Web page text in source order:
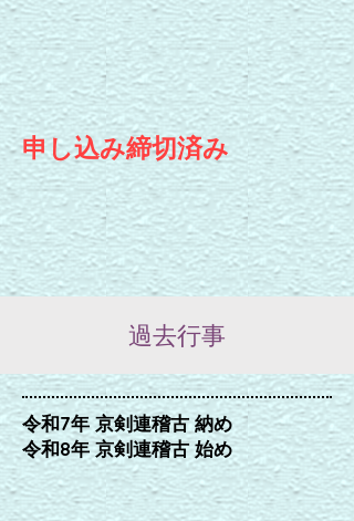
申し込み締切済み
過去行事
令和7年 京剣連稽古 納め
令和8年 京剣連稽古 始め